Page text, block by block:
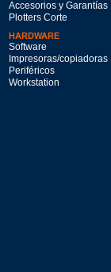
Accesorios y Garantías
Plotters Corte
HARDWARE
Software
Impresoras/copiadoras
Periféricos
Workstation